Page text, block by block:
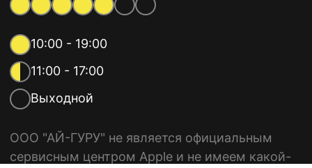
10:00 - 19:00
11:00 - 17:00
Выходной
ООО "АЙ-ГУРУ" не является официальным
сервисным центром Apple и не имеем какой-